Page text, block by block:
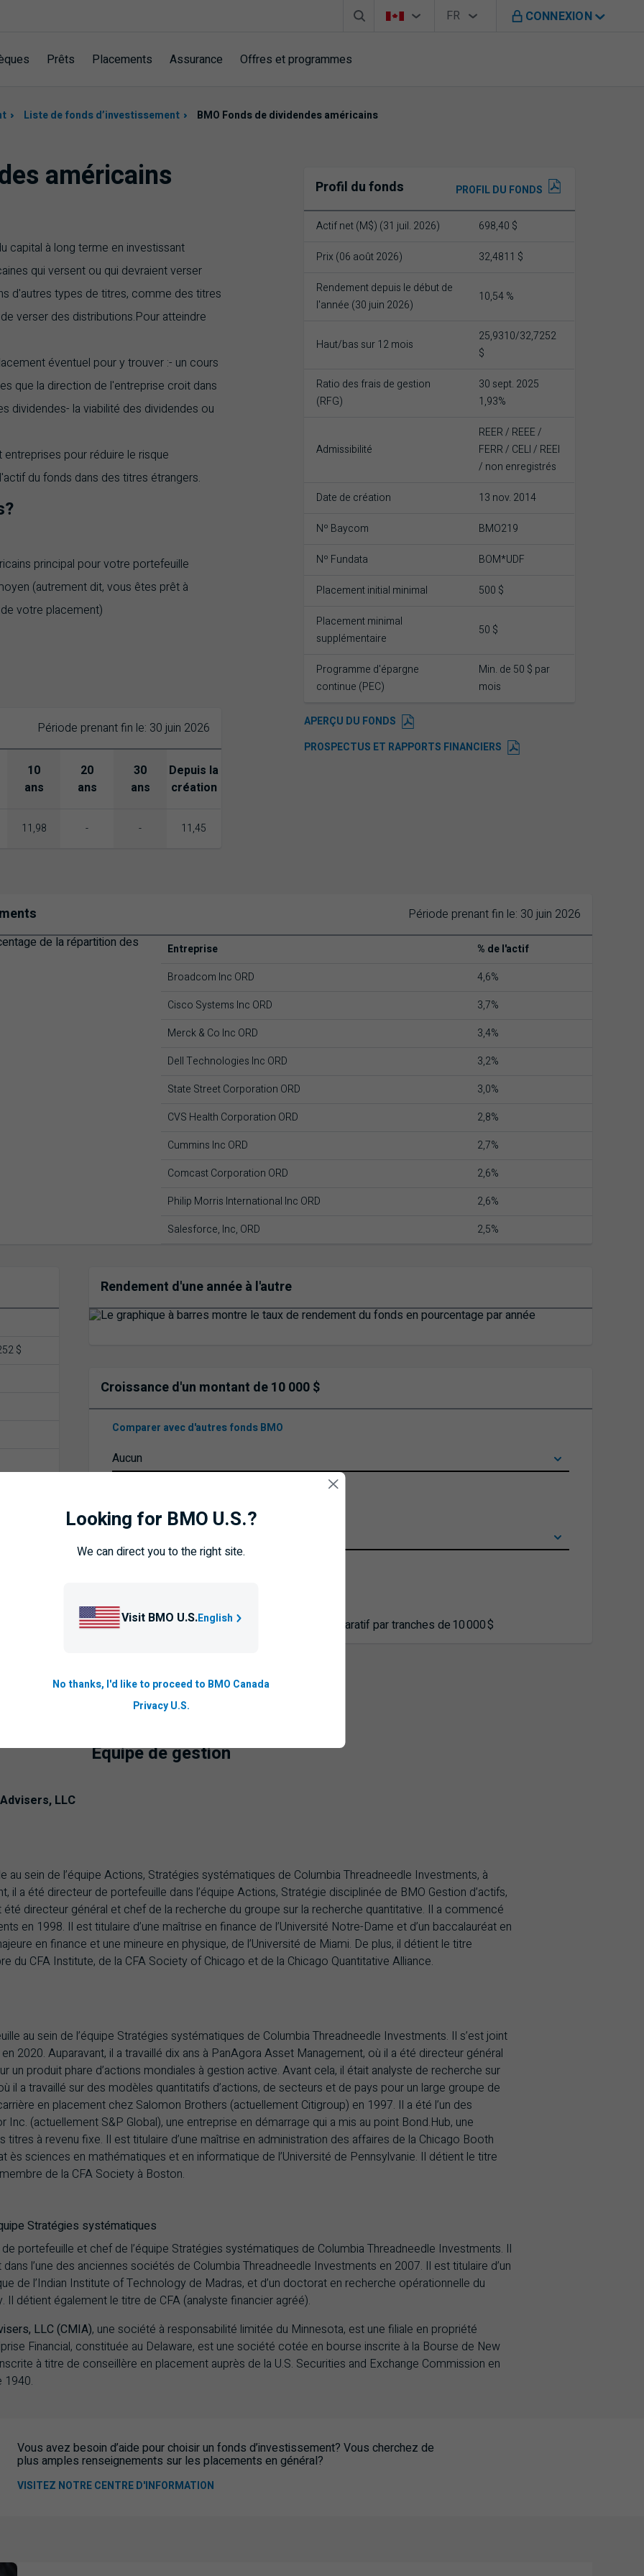
Barre de recherche
Sélecteur de pays
Vous êtes sur le site de B M O au Canada
Sélecteur de langue
FR
Français CONNEXION
Prêts Placements Assurance Offres et programmes
Liste de fonds d’investissement BMO Fonds de dividendes américains
américains
capital à long terme en investissant
qui versent ou qui devraient verser
d'autres types de titres, comme des titres
verser des distributions.Pour atteindre
éventuel pour y trouver :- un cours
que la direction de l'entreprise croit dans
dividendes- la viabilité des dividendes ou
pour réduire le risque
du fonds dans des titres étrangers.
principal pour votre portefeuille
(autrement dit, vous êtes prêt à
votre placement)
Période prenant fin le: 30 juin 2026
10
ans
20
ans
30
ans
Depuis la
création
11,98 - - 11,45
Profil du fonds PROFIL DU FONDS
Actif net (M$) (31 juil. 2026) 698,40 $
Prix (06 août 2026) 32,4811 $
Rendement depuis le début de
l'année (30 juin 2026)
10,54 %
Haut/bas sur 12 mois
25,9310/32,7252
$
Ratio des frais de gestion
(RFG)
30 sept. 2025
1,93%
Admissibilité
REER / REEE /
FERR / CELI / REEI
/ non enregistrés
Date de création 13 nov. 2014
Nº Baycom BMO219
Nº Fundata BOM*UDF
Placement initial minimal 500 $
Placement minimal
supplémentaire
50 $
Programme d'épargne
continue (PEC)
Min. de 50 $ par
mois
APERÇU DU FONDS
PROSPECTUS ET RAPPORTS FINANCIERS
Période prenant fin le: 30 juin 2026
Entreprise
% de l'actif
Broadcom Inc ORD
4,6%
Cisco Systems Inc ORD
3,7%
Merck & Co Inc ORD
3,4%
Dell Technologies Inc ORD
3,2%
State Street Corporation ORD
3,0%
CVS Health Corporation ORD
2,8%
Cummins Inc ORD
2,7%
Comcast Corporation ORD
2,6%
Philip Morris International Inc ORD
2,6%
Salesforce, Inc, ORD
2,5%
$
Rendement d'une année à l'autre
Croissance d'un montant de 10 000 $
Comparer avec d'autres fonds BMO
Équipe de gestion
LLC
sein de l’équipe Actions, Stratégies systématiques de Columbia Threadneedle Investments, à
il a été directeur de portefeuille dans l’équipe Actions, Stratégie disciplinée de BMO Gestion d’actifs,
été directeur général et chef de la recherche du groupe sur la recherche quantitative. Il a commencé
en 1998. Il est titulaire d’une maîtrise en finance de l’Université Notre-Dame et d’un baccalauréat en
en finance et une mineure en physique, de l’Université de Miami. De plus, il détient le titre
du CFA Institute, de la CFA Society of Chicago et de la Chicago Quantitative Alliance.
au sein de l’équipe Stratégies systématiques de Columbia Threadneedle Investments. Il s’est joint
2020. Auparavant, il a travaillé dix ans à PanAgora Asset Management, où il a été directeur général
un produit phare d’actions mondiales à gestion active. Avant cela, il était analyste de recherche sur
il a travaillé sur des modèles quantitatifs d’actions, de secteurs et de pays pour un large groupe de
en placement chez Salomon Brothers (actuellement Citigroup) en 1997. Il a été l’un des
(actuellement S&P Global), une entreprise en démarrage qui a mis au point Bond.Hub, une
à revenu fixe. Il est titulaire d’une maîtrise en administration des affaires de la Chicago Booth
ès sciences en mathématiques et en informatique de l’Université de Pennsylvanie. Il détient le titre
de la CFA Society à Boston.
Stratégies systématiques
portefeuille et chef de l’équipe Stratégies systématiques de Columbia Threadneedle Investments. Il
l’une des anciennes sociétés de Columbia Threadneedle Investments en 2007. Il est titulaire d’un
de l’Indian Institute of Technology de Madras, et d’un doctorat en recherche opérationnelle du
détient également le titre de CFA (analyste financier agréé).
LLC (CMIA), une société à responsabilité limitée du Minnesota, est une filiale en propriété
Financial, constituée au Delaware, est une société cotée en bourse inscrite à la Bourse de New
à titre de conseillère en placement auprès de la U.S. Securities and Exchange Commission en
1940.
Vous avez besoin d’aide pour choisir un fonds d’investissement? Vous cherchez de
plus amples renseignements sur les placements en général?
VISITEZ NOTRE CENTRE D'INFORMATION
Looking for BMO U.S.?
We can direct you to the right site.
Visit BMO U.S.English
No thanks, I'd like to proceed to BMO Canada
Privacy U.S.